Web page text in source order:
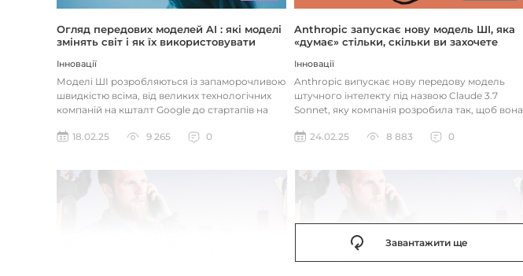
Огляд передових моделей AI : які моделі
змінять світ і як їх використовувати
Інновації
Моделі ШІ розробляються із запаморочливою
швидкістю всіма, від великих технологічних
компаній на кшталт Google до стартапів на
18.02.25
9 265 0
Anthropic запускає нову модель ШІ, яка
«думає» стільки, скільки ви захочете
Інновації
Anthropic випускає нову передову модель
штучного інтелекту під назвою Claude 3.7
Sonnet, яку компанія розробила так, щоб вона
24.02.25
8 883 0
Завантажити ще